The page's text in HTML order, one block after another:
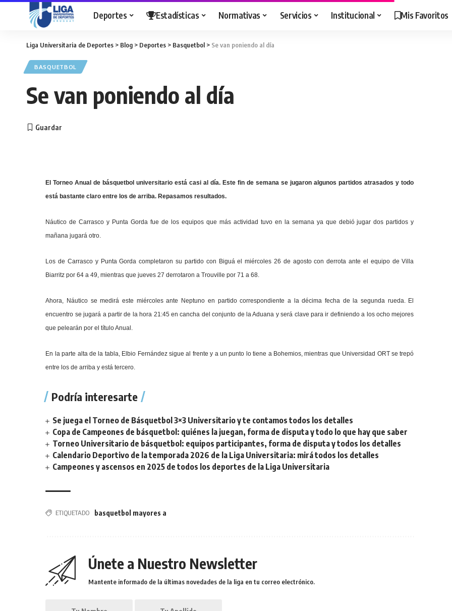
Deportes Estadísticas Normativas Servicios Institucional Mis Favoritos
Liga Universitaria de Deportes > Blog > Deportes > Basquetbol > Se van poniendo al día
BASQUETBOL
Se van poniendo al día
El Torneo Anual de básquetbol universitario está casi al día. Este fin de semana se jugaron algunos partidos atrasados y todo
está bastante claro entre los de arriba. Repasamos resultados.
Náutico de Carrasco y Punta Gorda fue de los equipos que más actividad tuvo en la semana ya que debió jugar dos partidos y
mañana jugará otro.
Los de Carrasco y Punta Gorda completaron su partido con Biguá el miércoles 26 de agosto con derrota ante el equipo de Villa
Biarritz por 64 a 49, mientras que jueves 27 derrotaron a Trouville por 71 a 68.
Ahora, Náutico se medirá este miércoles ante Neptuno en partido correspondiente a la décima fecha de la segunda rueda. El
encuentro se jugará a partir de la hora 21:45 en cancha del conjunto de la Aduana y será clave para ir definiendo a los ocho mejores
que pelearán por el título Anual.
En la parte alta de la tabla, Elbio Fernández sigue al frente y a un punto lo tiene a Bohemios, mientras que Universidad ORT se trepó
entre los de arriba y está tercero.
Podría interesarte
Se juega el Torneo de Básquetbol 3×3 Universitario y te contamos todos los detalles
Copa de Campeones de básquetbol: quiénes la juegan, forma de disputa y todo lo que hay que saber
Torneo Universitario de básquetbol: equipos participantes, forma de disputa y todos los detalles
Calendario Deportivo de la temporada 2026 de la Liga Universitaria: mirá todos los detalles
Campeones y ascensos en 2025 de todos los deportes de la Liga Universitaria
ETIQUETADO basquetbol mayores a
Únete a Nuestro Newsletter
Mantente informado de la últimas novedades de la liga en tu correo electrónico.